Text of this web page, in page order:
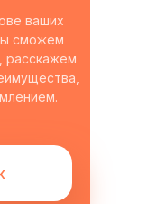
ваших
сможем
расскажем